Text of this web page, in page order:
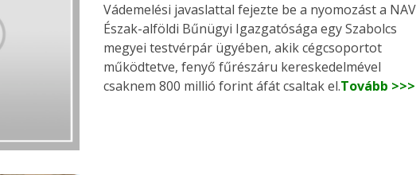
Vádemelési javaslattal fejezte be a nyomozást a NAV
Észak-alföldi Bűnügyi Igazgatósága egy Szabolcs
megyei testvérpár ügyében, akik cégcsoportot
működtetve, fenyő fűrészáru kereskedelmével
csaknem 800 millió forint áfát csaltak el.Tovább >>>